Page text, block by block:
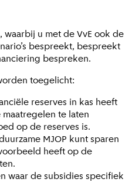
u met de VvE ook de
bespreekt, bespreekt
bespreken.
toegelicht:
reserves in kas heeft
te laten
op de reserves is.
MJOP kunt sparen
heeft op de
waar de subsidies specifiek